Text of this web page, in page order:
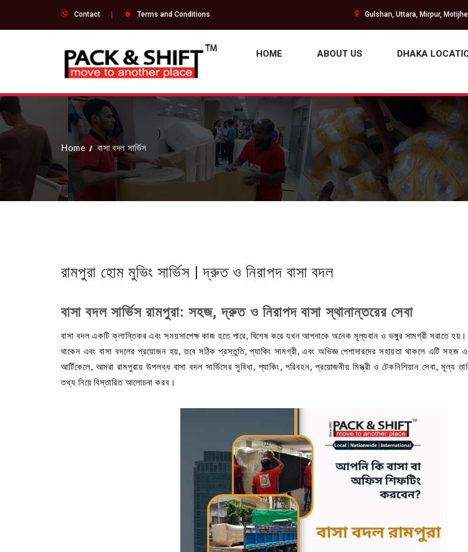
Contact Terms and Conditions Gulshan, Uttara, Mirpur,
HOME ABOUT US DHAKA
Home বাসা বদল সার্ভিস
রামপুরা হোম মুভিং সার্ভিস | দ্রুত ও নিরাপদ বাসা বদল
বাসা বদল সার্ভিস রামপুরা: সহজ, দ্রুত ও নিরাপদ বাসা স্থানান্তরের সেবা
বাসা বদল একটি ক্লান্তিকর এবং সময়সাপেক্ষ কাজ হতে পারে, বিশেষ করে যখন আপনাকে অনেক মূল্যবান ও ভঙ্গুর সামগ্রী সরাতে
থাকেন এবং বাসা বদলের প্রয়োজন হয়, তবে সঠিক প্রস্তুতি, প্যাকিং সামগ্রী, এবং অভিজ্ঞ পেশাদারদের সহায়তা থাকলে এটি সহজ
আর্টিকেলে, আমরা রামপুরায় উপলব্ধ বাসা বদল সার্ভিসের সুবিধা, প্যাকিং, পরিবহন, প্রয়োজনীয় মিস্ত্রী ও টেকনিশিয়ান সেবা, মূল্য
তথ্য নিয়ে বিস্তারিত আলোচনা করব।